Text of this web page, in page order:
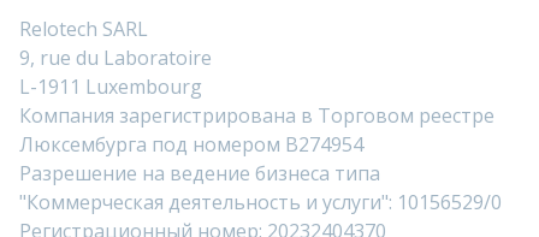
Relotech SARL
9, rue du Laboratoire
L-1911 Luxembourg
Компания зарегистрирована в Торговом реестре
Люксембурга под номером B274954
Разрешение на ведение бизнеса типа
"Коммерческая деятельность и услуги": 10156529/0
Регистрационный номер: 20232404370